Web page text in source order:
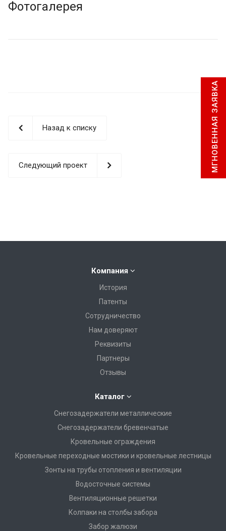
Фотогалерея
Назад к списку
Следующий проект
Компания
История
Патенты
Сотрудничество
Нам доверяют
Реквизиты
Партнеры
Отзывы
Каталог
Снегозадержатели металлические
Снегозадержатели бревенчатые
Кровельные ограждения
Кровельные переходные мостики и кровельные лестницы
Зонты на трубы отопления и вентиляции
Водосточные системы
Вентиляционные решетки
Колпаки на столбы забора
Забор жалюзи
МГНОВЕННАЯ ЗАЯВКА